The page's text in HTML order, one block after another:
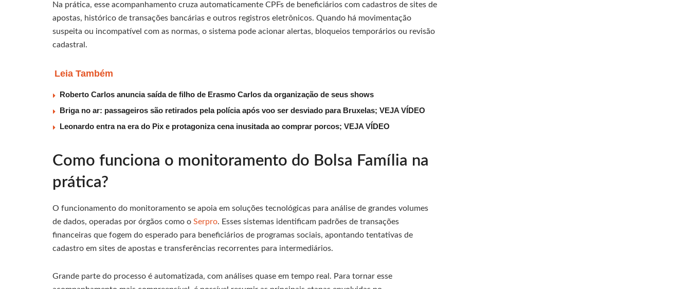
Na prática, esse acompanhamento cruza automaticamente CPFs de beneficiários com cadastros de sites de
apostas, histórico de transações bancárias e outros registros eletrônicos. Quando há movimentação
suspeita ou incompatível com as normas, o sistema pode acionar alertas, bloqueios temporários ou revisão
cadastral.
Leia Também
Roberto Carlos anuncia saída de filho de Erasmo Carlos da organização de seus shows
Briga no ar: passageiros são retirados pela polícia após voo ser desviado para Bruxelas; VEJA VÍDEO
Leonardo entra na era do Pix e protagoniza cena inusitada ao comprar porcos; VEJA VÍDEO
Como funciona o monitoramento do Bolsa Família na
prática?
O funcionamento do monitoramento se apoia em soluções tecnológicas para análise de grandes volumes
de dados, operadas por órgãos como o Serpro. Esses sistemas identificam padrões de transações
financeiras que fogem do esperado para beneficiários de programas sociais, apontando tentativas de
cadastro em sites de apostas e transferências recorrentes para intermediários.
Grande parte do processo é automatizada, com análises quase em tempo real. Para tornar esse